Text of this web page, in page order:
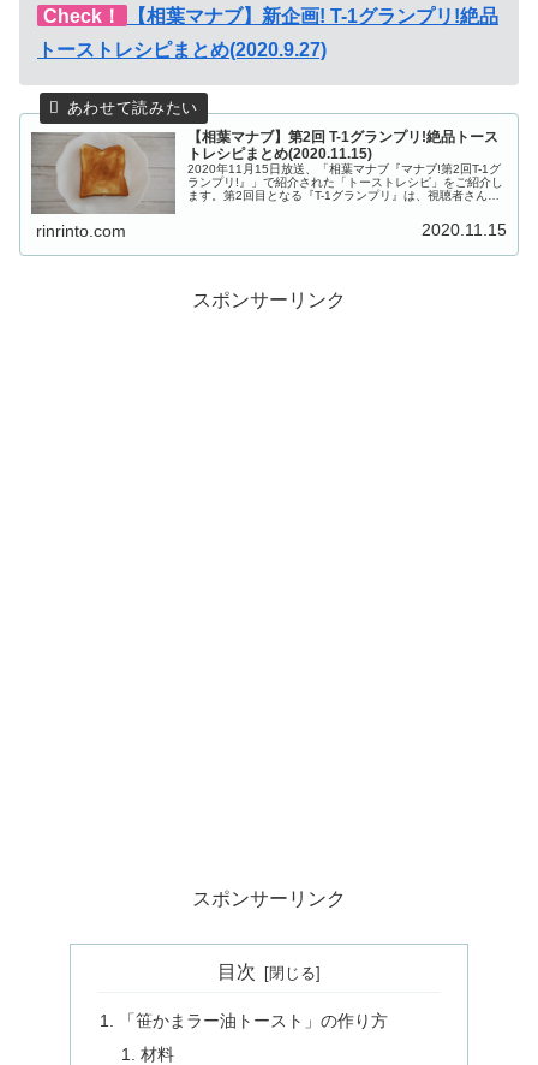
Check！
【相葉マナブ】新企画! T-1グランプリ!絶品
トーストレシピまとめ(2020.9.27)
【相葉マナブ】第2回 T-1グランプリ!絶品トース
トレシピまとめ(2020.11.15)
2020年11月15日放送、「相葉マナブ『マナブ!第2回T-1グ
ランプリ!』」で紹介された「トーストレシピ」をご紹介し
ます。第2回目となる『T-1グランプリ』は、視聴者さん投
rinrinto.com 2020.11.15
スポンサーリンク
スポンサーリンク
目次
「笹かまラー油トースト」の作り方
材料